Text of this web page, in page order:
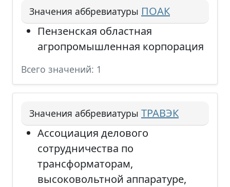
Значения аббревиатуры ПОАК
Пензенская областная
агропромышленная корпорация
Всего значений: 1
Значения аббревиатуры ТРАВЭК
Ассоциация делового
сотрудничества по
трансформаторам,
высоковольтной аппаратуре,